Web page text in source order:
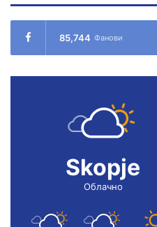
85,744 Фанови
Skopje
Облачно